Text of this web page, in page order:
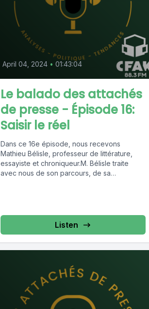
April 04, 2024 • 01:43:04
Le balado des attachés
de presse - Épisode 16:
Saisir le réel
Dans ce 16e épisode, nous recevons
Mathieu Bélisle, professeur de littérature,
essayiste et chroniqueur.M. Bélisle traite
avec nous de son parcours, de sa
Listen